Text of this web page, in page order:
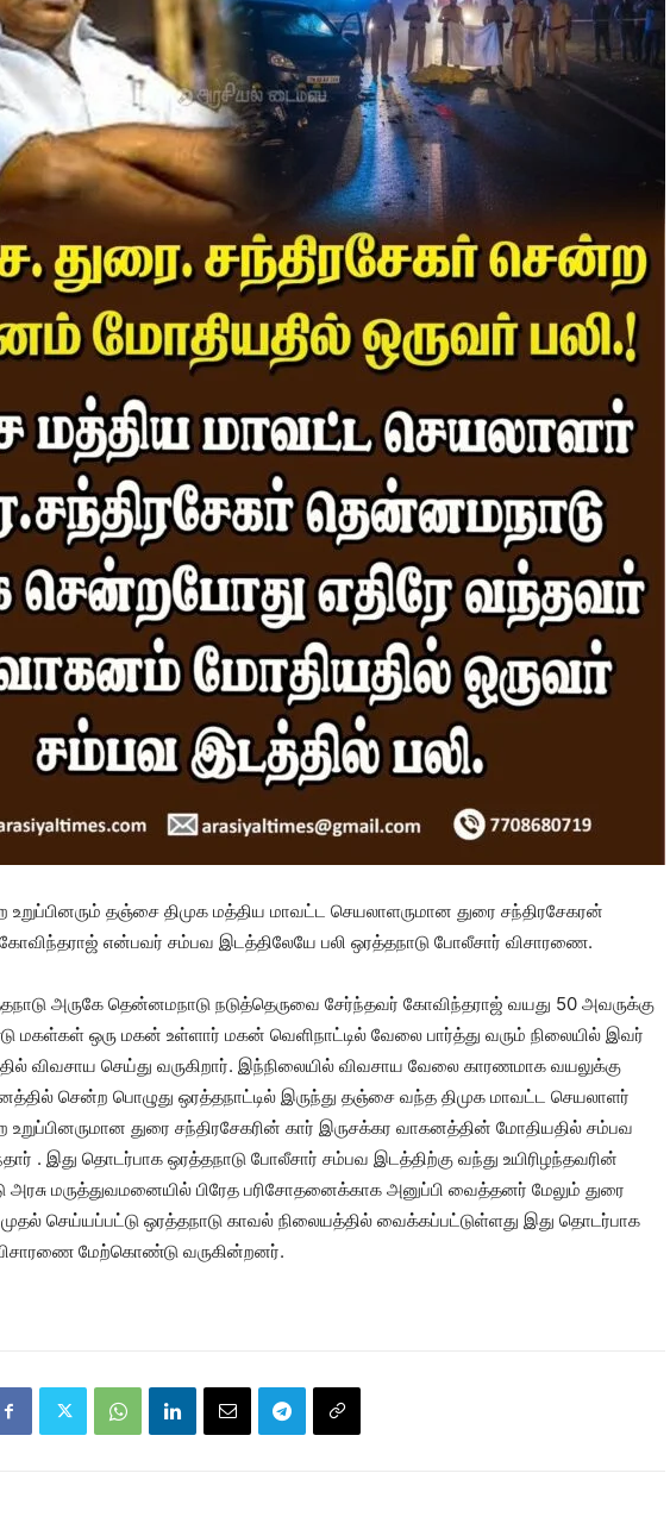
உறுப்பினரும் தஞ்சை திமுக மத்திய மாவட்ட செயலாளருமான துரை சந்திரசேகரன்
என்பவர் சம்பவ இடத்திலேயே பலி ஒரத்தநாடு போலீசார் விசாரணை.
அருகே தென்னமநாடு நடுத்தெருவை சேர்ந்தவர் கோவிந்தராஜ் வயது 50 அவருக்கு
மகள்கள் ஒரு மகன் உள்ளார் மகன் வெளிநாட்டில் வேலை பார்த்து வரும் நிலையில் இவர்
விவசாய செய்து வருகிறார். இந்நிலையில் விவசாய வேலை காரணமாக வயலுக்கு
சென்ற பொழுது ஒரத்தநாட்டில் இருந்து தஞ்சை வந்த திமுக மாவட்ட செயலாளர்
உறுப்பினருமான துரை சந்திரசேகரின் கார் இருசக்கர வாகனத்தின் மோதியதில் சம்பவ
. இது தொடர்பாக ஒரத்தநாடு போலீசார் சம்பவ இடத்திற்கு வந்து உயிரிழந்தவரின்
அரசு மருத்துவமனையில் பிரேத பரிசோதனைக்காக அனுப்பி வைத்தனர் மேலும் துரை
செய்யப்பட்டு ஒரத்தநாடு காவல் நிலையத்தில் வைக்கப்பட்டுள்ளது இது தொடர்பாக
மேற்கொண்டு வருகின்றனர்.